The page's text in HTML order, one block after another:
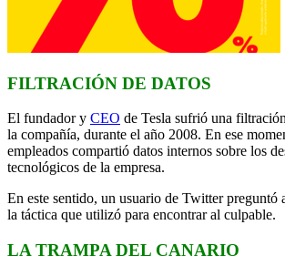
FILTRACIÓN DE DATOS
El fundador y CEO de Tesla sufrió una
la compañía, durante el año 2008. En ese
empleados compartió datos internos sobre los
tecnológicos de la empresa.
En este sentido, un usuario de Twitter preguntó
la táctica que utilizó para encontrar al culpable.
LA TRAMPA DEL CANARIO